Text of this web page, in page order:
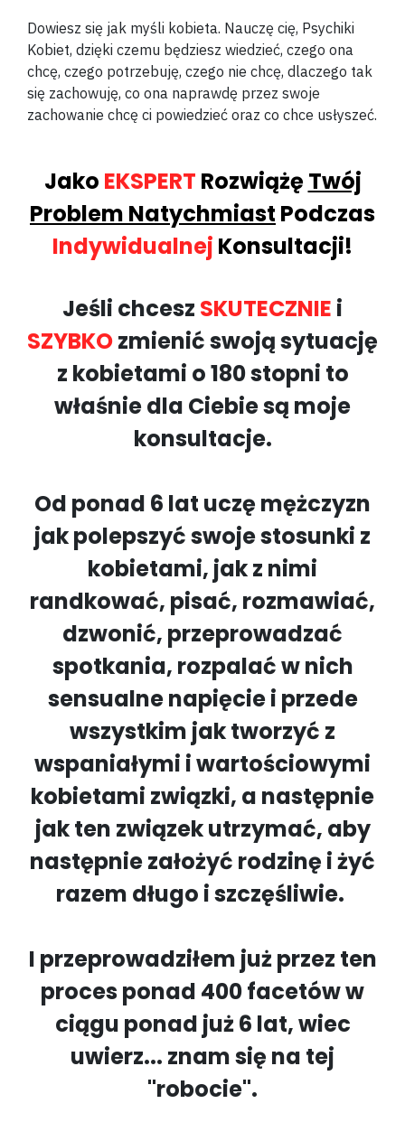
Dowiesz się jak myśli kobieta. Nauczę cię, Psychiki
Kobiet, dzięki czemu będziesz wiedzieć, czego ona
chcę, czego potrzebuję, czego nie chcę, dlaczego tak
się zachowuję, co ona naprawdę przez swoje
zachowanie chcę ci powiedzieć oraz co chce usłyszeć.
Jako EKSPERT Rozwiążę Twój
Problem Natychmiast Podczas
Indywidualnej Konsultacji!
Jeśli chcesz SKUTECZNIE i
SZYBKOzmienić swoją sytuację
z kobietami o 180 stopni to
właśnie dla Ciebie są moje
konsultacje.
Od ponad 6 lat uczę mężczyzn
jak polepszyć swoje stosunki z
kobietami, jak z nimi
randkować, pisać, rozmawiać,
dzwonić, przeprowadzać
spotkania, rozpalać w nich
sensualne napięcie i przede
wszystkim jak tworzyć z
wspaniałymi i wartościowymi
kobietami związki, a następnie
jak ten związek utrzymać, aby
następnie założyć rodzinę i żyć
razem długo i szczęśliwie.
I przeprowadziłem już przez ten
proces ponad 400 facetów w
ciągu ponad już 6 lat, wiec
uwierz... znam się na tej
"robocie".